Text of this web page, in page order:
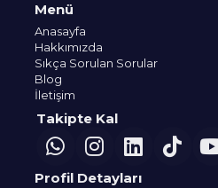
Menü
Anasayfa
Hakkımızda
Sıkça Sorulan Sorular
Blog
İletişim
Takipte Kal
Profil Detayları